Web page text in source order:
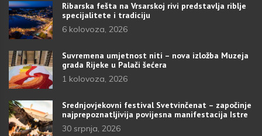
Ribarska fešta na Vrsarskoj rivi predstavlja riblje
specijalitete i tradiciju
6 kolovoza, 2026
Suvremena umjetnost niti – nova izložba Muzeja
grada Rijeke u Palači šećera
1 kolovoza, 2026
Srednjovjekovni festival Svetvinčenat – započinje
najprepoznatljivija povijesna manifestacija Istre
30 srpnja, 2026